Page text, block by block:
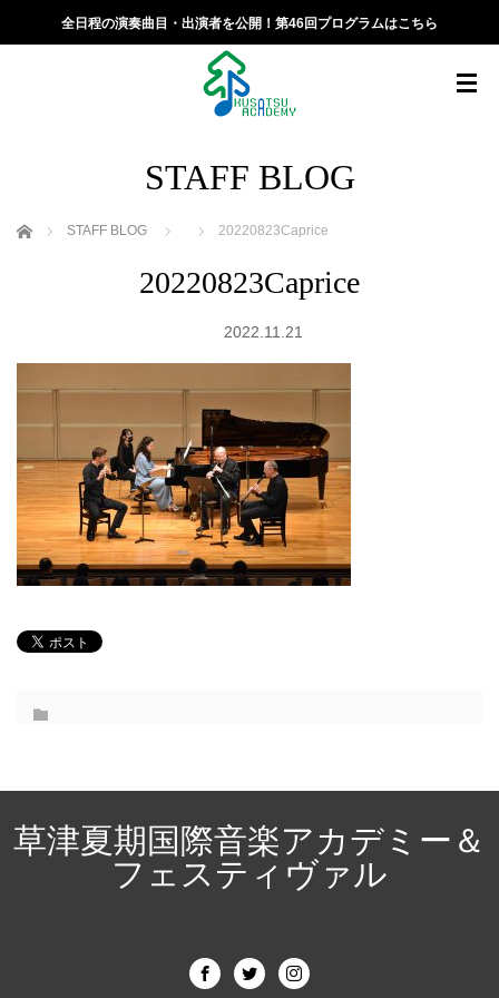
全日程の演奏曲目・出演者を公開！第46回プログラムはこちら
STAFF BLOG
ホーム STAFF BLOG 20220823Caprice
20220823Caprice
2022.11.21
草津夏期国際音楽アカデミー＆
フェスティヴァル